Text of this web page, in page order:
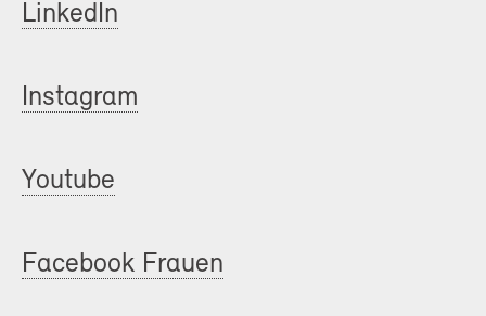
LinkedIn
Instagram
Youtube
Facebook Frauen